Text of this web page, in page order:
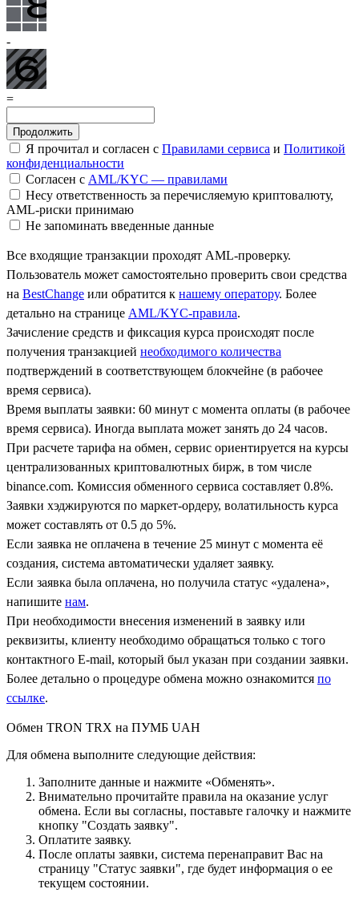
-
=
Я прочитал и согласен с Правилами сервиса и Политикой
конфиденциальности
Согласен с AML/KYC — правилами
Несу ответственность за перечисляемую криптовалюту,
AML-риски принимаю
Не запоминать введенные данные
Все входящие транзакции проходят AML-проверку.
Пользователь может самостоятельно проверить свои средства
на BestChange или обратится к нашему оператору. Более
детально на странице AML/KYC-правила.
Зачисление средств и фиксация курса происходят после
получения транзакцией необходимого количества
подтверждений в соответствующем блокчейне (в рабочее
время сервиса).
Время выплаты заявки: 60 минут с момента оплаты (в рабочее
время сервиса). Иногда выплата может занять до 24 часов.
При расчете тарифа на обмен, сервис ориентируется на курсы
централизованных криптовалютных бирж, в том числе
binance.com. Комиссия обменного сервиса составляет 0.8%.
Заявки хэджируются по маркет-ордеру, волатильность курса
может составлять от 0.5 до 5%.
Если заявка не оплачена в течение 25 минут с момента её
создания, система автоматически удаляет заявку.
Если заявка была оплачена, но получила статус «удалена»,
напишите нам.
При необходимости внесения изменений в заявку или
реквизиты, клиенту необходимо обращаться только с того
контактного Е-mail, который был указан при создании заявки.
Более детально о процедуре обмена можно ознакомится по
ссылке.
Обмен TRON TRX на ПУМБ UAH
Для обмена выполните следующие действия:
Заполните данные и нажмите «Обменять».
Внимательно прочитайте правила на оказание услуг
обмена. Если вы согласны, поставьте галочку и нажмите
кнопку "Создать заявку".
Оплатите заявку.
После оплаты заявки, система перенаправит Вас на
страницу "Статус заявки", где будет информация о ее
текущем состоянии.